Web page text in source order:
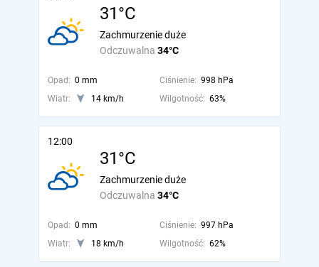
31°C
Odczuwalna 34°C
Zachmurzenie duże
Opad: 0 mm Ciśnienie: 998 hPa
Wiatr:
14 km/h Wilgotność: 63%
12:00
31°C
Odczuwalna 34°C
Zachmurzenie duże
Opad: 0 mm Ciśnienie: 997 hPa
Wiatr:
18 km/h Wilgotność: 62%